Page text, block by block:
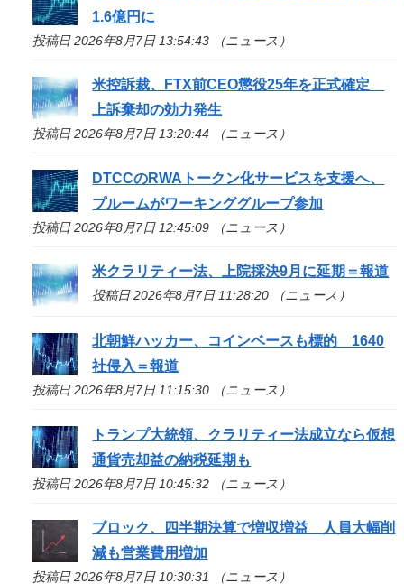
1.6億円に
投稿日 2026年8月7日 13:54:43 （ニュース）
米控訴裁、FTX前CEO懲役25年を正式確定
上訴棄却の効力発生
投稿日 2026年8月7日 13:20:44 （ニュース）
DTCCのRWAトークン化サービスを支援へ、
プルームがワーキンググループ参加
投稿日 2026年8月7日 12:45:09 （ニュース）
米クラリティー法、上院採決9月に延期＝報道
投稿日 2026年8月7日 11:28:20 （ニュース）
北朝鮮ハッカー、コインベースも標的 1640
社侵入＝報道
投稿日 2026年8月7日 11:15:30 （ニュース）
トランプ大統領、クラリティー法成立なら仮想
通貨売却益の納税延期も
投稿日 2026年8月7日 10:45:32 （ニュース）
ブロック、四半期決算で増収増益 人員大幅削
減も営業費用増加
投稿日 2026年8月7日 10:30:31 （ニュース）